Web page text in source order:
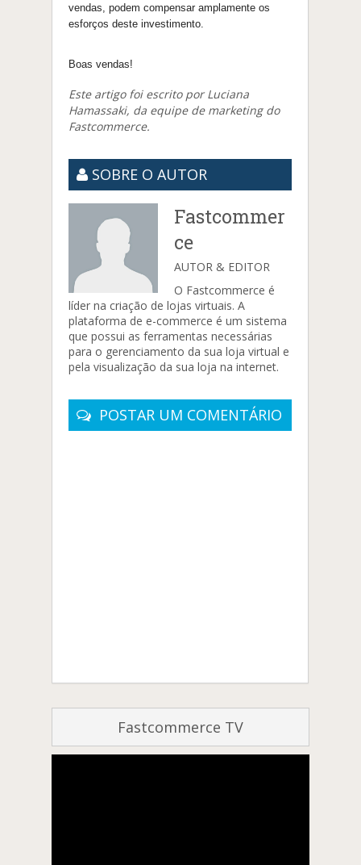
vendas, podem compensar amplamente os
esforços deste investimento.
Boas vendas!
Este artigo foi escrito por Luciana
Hamassaki, da equipe de marketing do
Fastcommerce.
SOBRE O AUTOR
Fastcommer
ce
AUTOR & EDITOR
O Fastcommerce é
líder na criação de lojas virtuais. A
plataforma de e-commerce é um sistema
que possui as ferramentas necessárias
para o gerenciamento da sua loja virtual e
pela visualização da sua loja na internet.
POSTAR UM COMENTÁRIO
Fastcommerce TV